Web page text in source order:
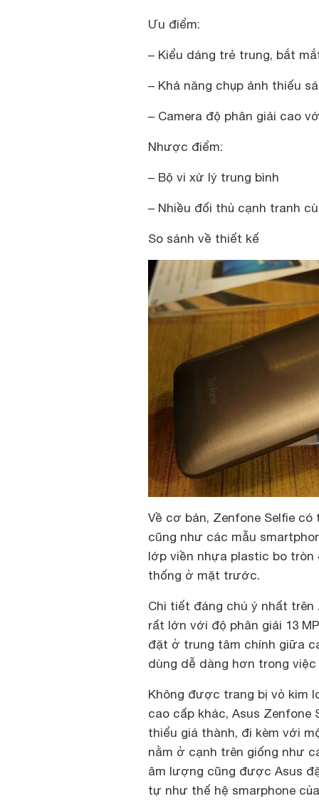
Ưu điểm:
– Kiểu dáng trẻ trung, bắt
– Khả năng chụp ảnh thiếu
– Camera độ phân giải cao
Nhược điểm:
– Bộ vi xử lý trung bình
– Nhiều đối thủ cạnh tranh
So sánh về thiết kế
Về cơ bản, Zenfone Selfie
cũng như các mẫu
lớp viền nhựa plastic bo
thống ở mặt trước.
Chi tiết đáng chú ý nhất
rất lớn với độ phân giải 13
đặt ở trung tâm chính giữa
dùng dễ dàng hơn trong
Không được trang bị vỏ kim
cao cấp khác, Asus Zenfone
thiểu giá thành, đi kèm với
nằm ở cạnh trên giống như
âm lượng cũng được Asus
tự như thế hệ smarphone